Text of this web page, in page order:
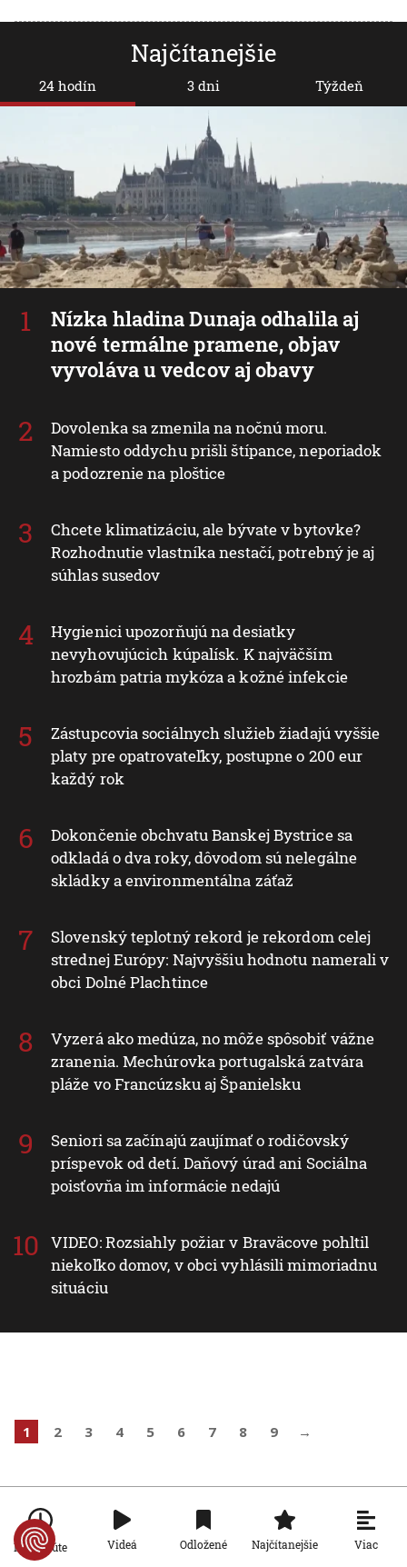
Najčítanejšie
24 hodín
Nízka hladina Dunaja odhalila aj
nové termálne pramene, objav
vyvoláva u vedcov aj obavy
Dovolenka sa zmenila na nočnú moru.
Namiesto oddychu prišli štípance, neporiadok
a podozrenie na ploštice
Chcete klimatizáciu, ale bývate v bytovke?
Rozhodnutie vlastníka nestačí, potrebný je aj
súhlas susedov
Hygienici upozorňujú na desiatky
nevyhovujúcich kúpalísk. K najväčším
hrozbám patria mykóza a kožné infekcie
Zástupcovia sociálnych služieb žiadajú vyššie
platy pre opatrovateľky, postupne o 200 eur
každý rok
Dokončenie obchvatu Banskej Bystrice sa
odkladá o dva roky, dôvodom sú nelegálne
skládky a environmentálna záťaž
Slovenský teplotný rekord je rekordom celej
strednej Európy: Najvyššiu hodnotu namerali v
obci Dolné Plachtince
Vyzerá ako medúza, no môže spôsobiť vážne
zranenia. Mechúrovka portugalská zatvára
pláže vo Francúzsku aj Španielsku
Seniori sa začínajú zaujímať o rodičovský
príspevok od detí. Daňový úrad ani Sociálna
poisťovňa im informácie nedajú
VIDEO: Rozsiahly požiar v Braväcove pohltil
niekoľko domov, v obci vyhlásili mimoriadnu
situáciu
3 dni Týždeň
1 2 3 4 5 6 7 8 9 →
Po minúte Videá Odložené Najčítanejšie Viac